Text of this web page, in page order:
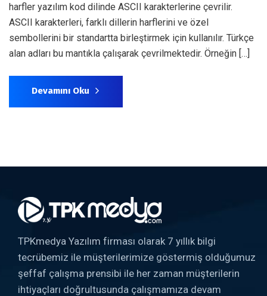
harfler yazılım kod dilinde ASCII karakterlerine çevrilir.
ASCII karakterleri, farklı dillerin harflerini ve özel
sembollerini bir standartta birleştirmek için kullanılır. Türkçe
alan adları bu mantıkla çalışarak çevrilmektedir. Örneğin […]
Devamını Oku
TPKmedya Yazılım firması olarak 7 yıllık bilgi
tecrübemiz ile müşterilerimize göstermiş olduğumuz
şeffaf çalışma prensibi ile her zaman müşterilerin
ihtiyaçları doğrultusunda çalışmamıza devam